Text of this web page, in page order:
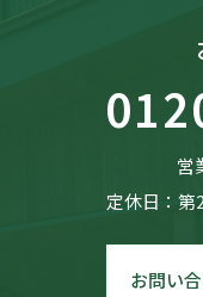
営
定休日：第
お問い